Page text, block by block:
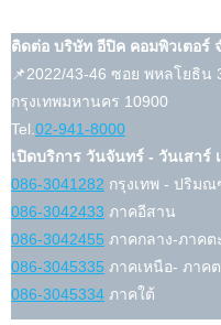
ติดต่อ บริษัท อีปิค คอมพิวเตอร์
📌2022/43-46 ซอย พหลโยธิน
กรุงเทพมหานคร 10900
Tel. 02-941-8000
เปิดบริการ วันจันทร์ - วันเสาร์
086-3041282 กรุงเทพ - ปริม
086-3042433 ภาคอีสาน
086-3042455 ภาคกลาง-ภาคต
086-3045335 ภาคเหนือ- ภาค
086-3045334 ภาคใต้